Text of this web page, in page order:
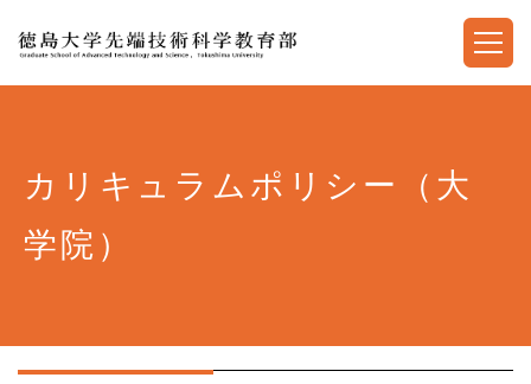
カリキュラムポリシー（大
学院）